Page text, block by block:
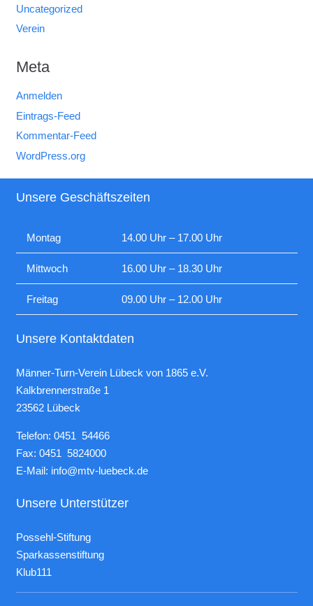
Uncategorized
Verein
Meta
Anmelden
Eintrags-Feed
Kommentar-Feed
WordPress.org
Unsere Geschäftszeiten
Montag 14.00 Uhr – 17.00 Uhr
Mittwoch 16.00 Uhr – 18.30 Uhr
Freitag 09.00 Uhr – 12.00 Uhr
Unsere Kontaktdaten
Männer-Turn-Verein Lübeck von 1865 e.V.
Kalkbrennerstraße 1
23562 Lübeck
Telefon: 0451 54466
Fax: 0451 5824000
E-Mail: info@mtv-luebeck.de
Unsere Unterstützer
Possehl-Stiftung
Sparkassenstiftung
Klub111